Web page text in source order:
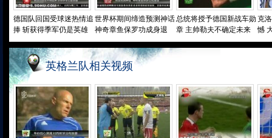
德国队回国受球迷热情追
捧 斩获得季军仍是英雄
世界杯期间缔造预测神话
神奇章鱼保罗功成身退
总统将授予德国新战车勋
章 主帅勒夫不确定未来
克
憾
英格兰队相关视频